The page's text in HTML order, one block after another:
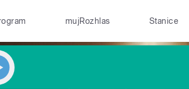
mujRozhlas Stanice